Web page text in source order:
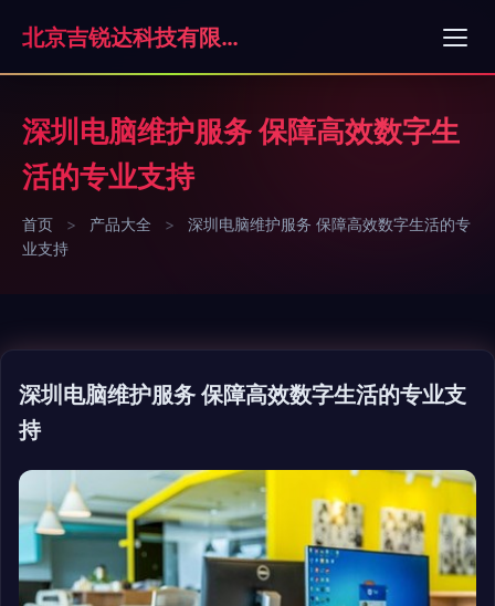
北京吉锐达科技有限公司
深圳电脑维护服务 保障高效数字生
活的专业支持
首页 > 产品大全 >
深圳电脑维护服务 保障高效数字生活的专
业支持
深圳电脑维护服务 保障高效数字生活的专业支
持